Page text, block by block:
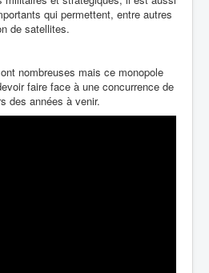
qui permettent, entre autres
de satellites.
nombreuses mais ce monopole
faire face à une concurrence de
des années à venir.